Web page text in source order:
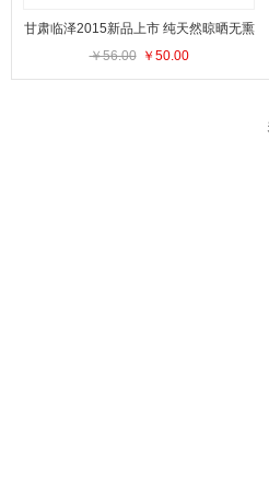
甘肃临泽2015新品上市 纯天然晾晒无熏
染枸杞
￥56.00 ￥50.00